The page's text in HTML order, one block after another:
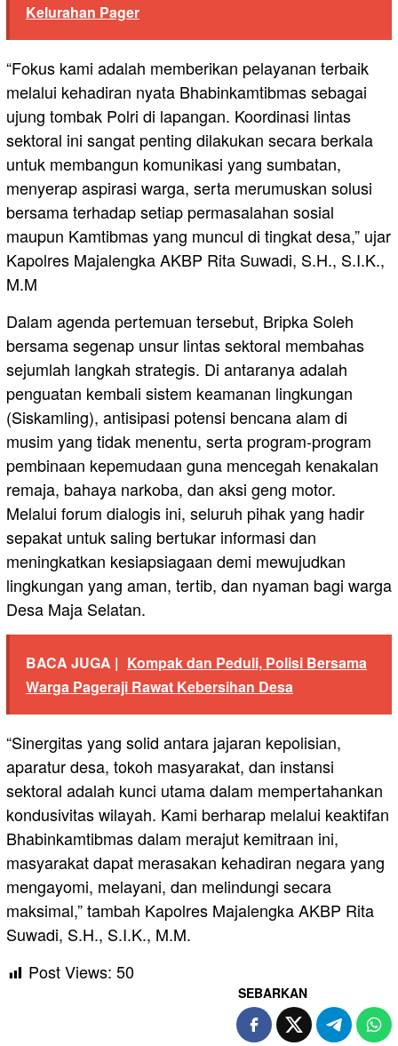
Kelurahan Pager
“Fokus kami adalah memberikan pelayanan terbaik
melalui kehadiran nyata Bhabinkamtibmas sebagai
ujung tombak Polri di lapangan. Koordinasi lintas
sektoral ini sangat penting dilakukan secara berkala
untuk membangun komunikasi yang sumbatan,
menyerap aspirasi warga, serta merumuskan solusi
bersama terhadap setiap permasalahan sosial
maupun Kamtibmas yang muncul di tingkat desa,” ujar
Kapolres Majalengka AKBP Rita Suwadi, S.H., S.I.K.,
M.M
Dalam agenda pertemuan tersebut, Bripka Soleh
bersama segenap unsur lintas sektoral membahas
sejumlah langkah strategis. Di antaranya adalah
penguatan kembali sistem keamanan lingkungan
(Siskamling), antisipasi potensi bencana alam di
musim yang tidak menentu, serta program-program
pembinaan kepemudaan guna mencegah kenakalan
remaja, bahaya narkoba, dan aksi geng motor.
Melalui forum dialogis ini, seluruh pihak yang hadir
sepakat untuk saling bertukar informasi dan
meningkatkan kesiapsiagaan demi mewujudkan
lingkungan yang aman, tertib, dan nyaman bagi warga
Desa Maja Selatan.
BACA JUGA | Kompak dan Peduli, Polisi Bersama
Warga Pageraji Rawat Kebersihan Desa
“Sinergitas yang solid antara jajaran kepolisian,
aparatur desa, tokoh masyarakat, dan instansi
sektoral adalah kunci utama dalam mempertahankan
kondusivitas wilayah. Kami berharap melalui keaktifan
Bhabinkamtibmas dalam merajut kemitraan ini,
masyarakat dapat merasakan kehadiran negara yang
mengayomi, melayani, dan melindungi secara
maksimal,” tambah Kapolres Majalengka AKBP Rita
Suwadi, S.H., S.I.K., M.M.
Post Views: 50
SEBARKAN